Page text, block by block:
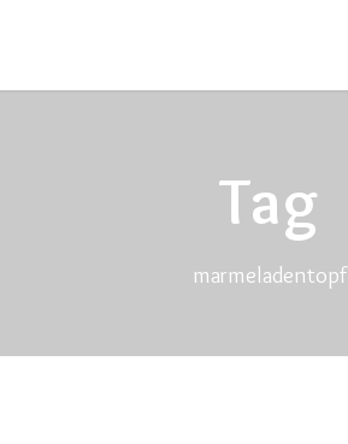
Tag
marmeladentopf